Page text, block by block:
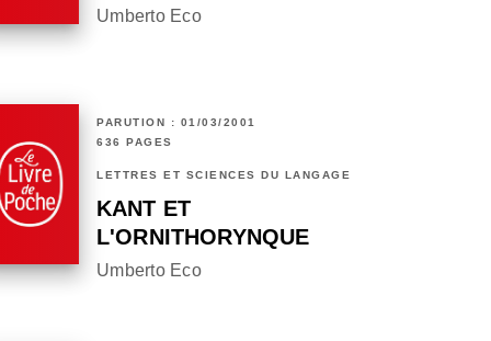
Umberto Eco
PARUTION : 01/03/2001
636 PAGES
LETTRES ET SCIENCES DU LANGAGE
KANT ET
L'ORNITHORYNQUE
Umberto Eco